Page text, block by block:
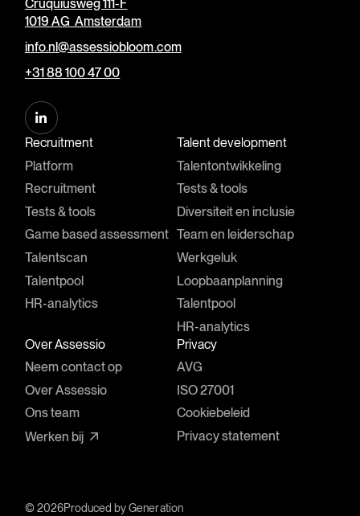
Cruquiusweg 111-F
1019 AG Amsterdam
info.nl@assessiobloom.com
+31 88 100 47 00
Recruitment
Platform
Recruitment
Tests & tools
Game based assessment
Talentscan
Talentpool
HR-analytics
Talent development
Talentontwikkeling
Tests & tools
Diversiteit en inclusie
Team en leiderschap
Werkgeluk
Loopbaanplanning
Talentpool
HR-analytics
Over Assessio
Neem contact op
Over Assessio
Ons team
Werken bij
Privacy
AVG
ISO 27001
Cookiebeleid
Privacy statement
© 2026Produced byGeneration